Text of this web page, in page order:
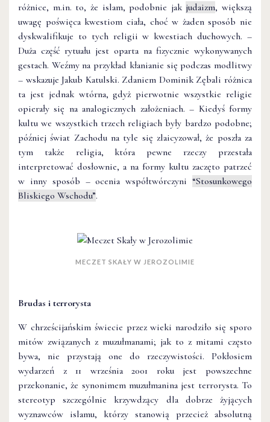
różnice, m.in. to, że islam, podobnie jak judaizm, większą
uwagę poświęca kwestiom ciała, choć w żaden sposób nie
dyskwalifikuje to tych religii w kwestiach duchowych. –
Duża część rytuału jest oparta na fizycznie wykonywanych
gestach. Weźmy na przykład kłanianie się podczas modlitwy
– wskazuje Jakub Katulski. Zdaniem Dominik Zębali różnica
ta jest jednak wtórna, gdyż pierwotnie wszystkie religie
opierały się na analogicznych założeniach. – Kiedyś formy
kultu we wszystkich trzech religiach były bardzo podobne;
później świat Zachodu na tyle się zlaicyzował, że poszła za
tym także religia, która pewne rzeczy przestała
interpretować dosłownie, a na formy kultu zaczęto patrzeć
w inny sposób – ocenia współtwórczyni “Stosunkowego
Bliskiego Wschodu”.
MECZET SKAŁY W JEROZOLIMIE
Brudas i terrorysta
W chrześcijańskim świecie przez wieki narodziło się sporo
mitów związanych z muzułmanami; jak to z mitami często
bywa, nie przystają one do rzeczywistości. Pokłosiem
wydarzeń z 11 września 2001 roku jest powszechne
przekonanie, że synonimem muzułmanina jest terrorysta. To
stereotyp szczególnie krzywdzący dla dobrze żyjących
wyznawców islamu, którzy stanowią przecież absolutną